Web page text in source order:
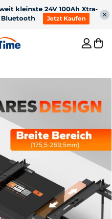
kleinste 24V 100Ah Xtra-
Jetzt Kaufen
2 12V 100Ah H190 med
200A kontinuerlig
afladning under
sædet Bluetooth-
batteri